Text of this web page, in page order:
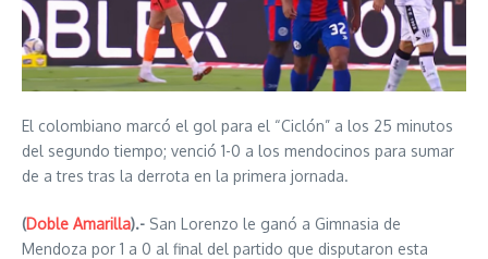
El colombiano marcó el gol para el “Ciclón” a los 25 minutos
del segundo tiempo; venció 1-0 a los mendocinos para sumar
de a tres tras la derrota en la primera jornada.
(Doble Amarilla).- San Lorenzo le ganó a Gimnasia de
Mendoza por 1 a 0 al final del partido que disputaron esta